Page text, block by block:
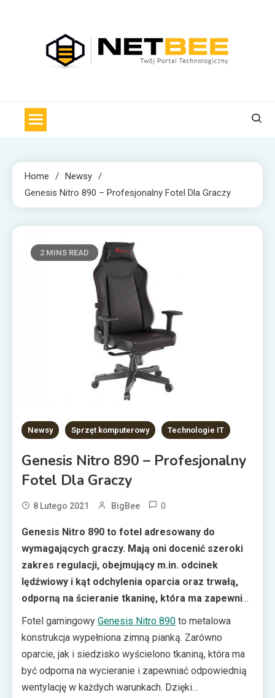
Home
Newsy
Genesis Nitro 890 – Profesjonalny Fotel Dla Graczy
2 MINS READ
Newsy Sprzęt komputerowy Technologie IT
Genesis Nitro 890 – Profesjonalny
Fotel Dla Graczy
8 Lutego 2021 BigBee 0
Genesis Nitro 890 to fotel adresowany do
wymagających graczy. Mają oni docenić szeroki
zakres regulacji, obejmujący m.in. odcinek
lędźwiowy i kąt odchylenia oparcia oraz trwałą,
odporną na ścieranie tkaninę, która ma zapewniać
optymalną wentylację.
Fotel gamingowy Genesis Nitro 890 to metalowa
konstrukcja wypełniona zimną pianką. Zarówno
oparcie, jak i siedzisko wyścielono tkaniną, która ma
być odporna na wycieranie i zapewniać odpowiednią
wentylację w każdych warunkach. Dzięki